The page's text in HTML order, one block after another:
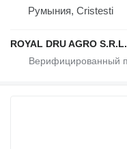
Румыния, Cristesti
ROYAL DRU AGRO S.R.L.